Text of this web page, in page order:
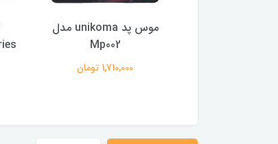
موس پد unikoma مدل
Mp002
1,710,000 تومان